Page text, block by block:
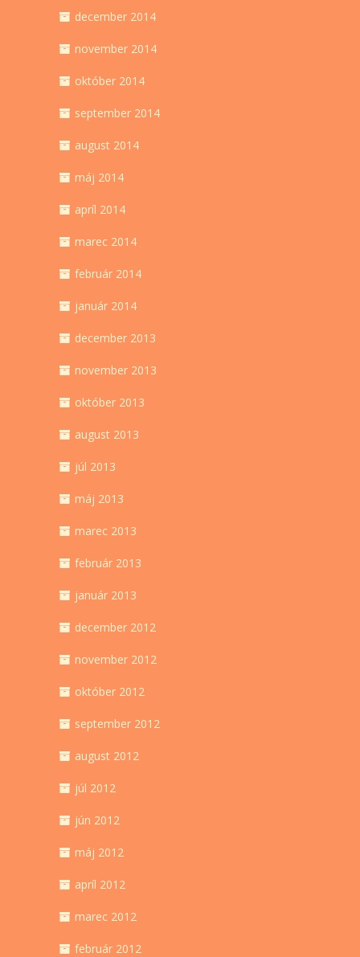
december 2014
november 2014
október 2014
september 2014
august 2014
máj 2014
apríl 2014
marec 2014
február 2014
január 2014
december 2013
november 2013
október 2013
august 2013
júl 2013
máj 2013
marec 2013
február 2013
január 2013
december 2012
november 2012
október 2012
september 2012
august 2012
júl 2012
jún 2012
máj 2012
apríl 2012
marec 2012
február 2012